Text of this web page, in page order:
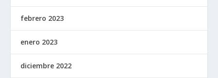
febrero 2023
enero 2023
diciembre 2022